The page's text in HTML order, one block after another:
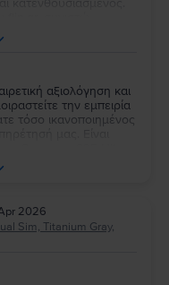
κατάστημα.
επιστρέψετε τη
εγγύηση από το
εντός της εγγύησης
σε όλη την ομάδα του
10+!!
αξιολόγηση και
την εμπειρία
τόσο ικανοποιημένος
σας και ότι η
τόσο θετική. Σας
σας για
2026
Sim, Titanium Gray,